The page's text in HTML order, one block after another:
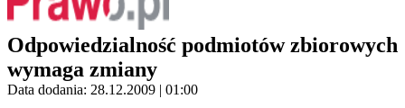
Odpowiedzialność podmiotów zbiorowych
wymaga zmiany
Data dodania: 28.12.2009 | 01:00